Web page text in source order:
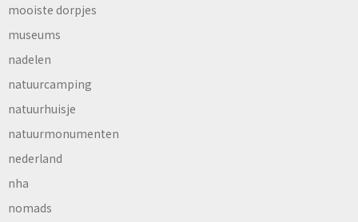
mooiste dorpjes
museums
nadelen
natuurcamping
natuurhuisje
natuurmonumenten
nederland
nha
nomads